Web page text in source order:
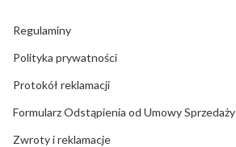
Regulaminy
Polityka prywatności
Protokół reklamacji
Formularz Odstąpienia od Umowy Sprzedaży
Zwroty i reklamacje